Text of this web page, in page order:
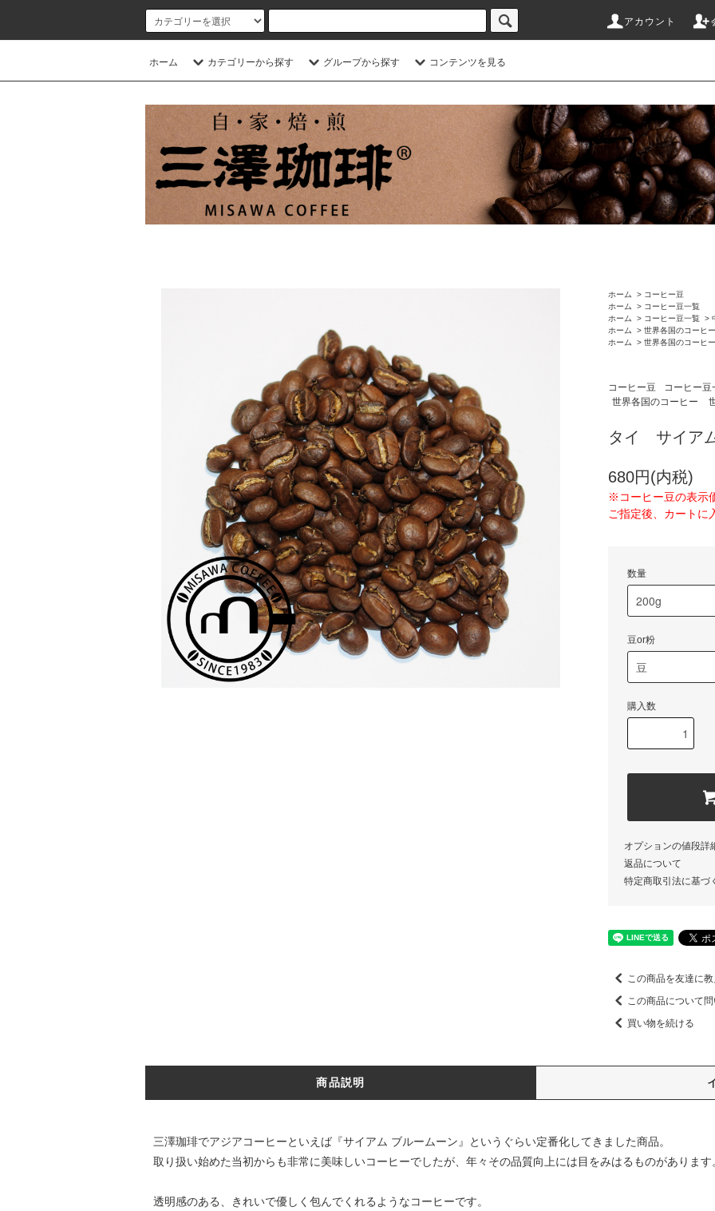
アカウント
ホーム カテゴリーから探す グループから探す コンテンツを見る
ホーム > コーヒー豆
ホーム
> コーヒー豆一覧
ホーム
> コーヒー豆一覧 >
ホーム
> 世界各国のコーヒー
ホーム
> 世界各国のコーヒー
コーヒー豆 コーヒー豆
世界各国のコーヒー
タイ サイア
680円(内税)
※コーヒー豆の表示
ご指定後、カートに
数量
豆or粉
購入数
オプションの値段詳
返品について
特定商取引法に基づ
この商品を友達に教
この商品について
買い物を続ける
商品説明
三澤珈琲でアジアコーヒーといえば『サイアム ブルームーン』というぐらい定番化してきました商品。
取り扱い始めた当初からも非常に美味しいコーヒーでしたが、年々その品質向上には目をみはるものがあります
透明感のある、きれいで優しく包んでくれるようなコーヒーです。